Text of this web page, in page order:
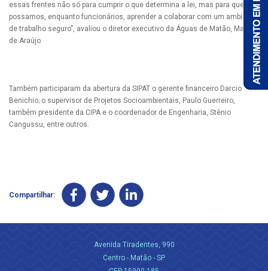
essas frentes não só para cumprir o que determina a lei, mas para que
possamos, enquanto funcionários, aprender a colaborar com um ambiente
de trabalho seguro”, avaliou o diretor executivo da Águas de Matão, Marcos
de Araújo.
Também participaram da abertura da SIPAT o gerente financeiro Darcio
Benichio; o supervisor de Projetos Socioambientais, Paulo Guerreiro,
também presidente da CIPA e o coordenador de Engenharia, Stênio
Cangussu, entre outros.
Compartilhar:
Avenida Tiradentes, 990
Centro - Matão - SP